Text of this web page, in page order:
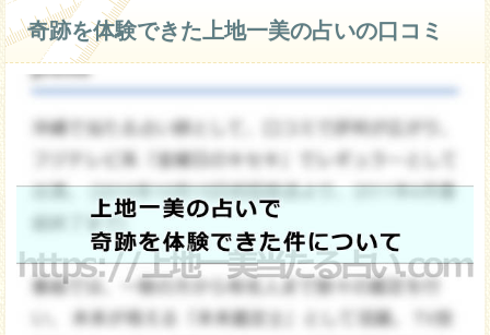
奇跡を体験できた上地一美の占いの口コミ